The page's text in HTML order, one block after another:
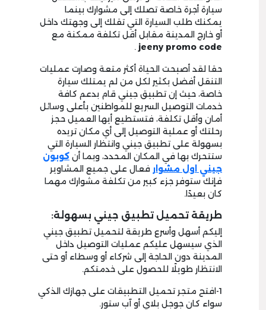
سيارة أجرة خاصة تصلك إلى مشوارك بينما
يمكنك طلب السيارة التي تقلك إلى وجهتك داخل
أو خارج المدينة مقابل أقل تكلفة ممكنة مع
jeeny promo code
.
حقا لقد أصبحت الحياة أكثر متعة وصارت عمليات
التنقل أفضل بكثير لكل من لم يمتلك سيارة
خاصة، حيث إن تطبيق جيني قام بدعم كافة
خدمات التوصيل السريع للمواطنين بأعلى وسائل
أمان وأقل تكلفة، فتستطيع أيها العميل حجز
رحلتك أو عملية التوصيل إلى أي مكان تريده
بسهولة على تطبيق جيني وانتظار السيارة التي
ستتحرك بها في المكان المحدد، وبما أن كوبون
جيني اول مشوار فعال على جميع المشاوير
فإنك ستوفر جزء كبير من تكلفة مشوارك مهما
كان بعيدًا.
طريقة تحميل تطبيق جيني بسهولة:
إليكم أسهل وأسرع طريقة لتحميل تطبيق جيني
الذي سيسهل عليكم عمليات التوصيل داخل
المدينة دون الحاجة إلى شركاء أو وسطاء أو حتى
الانتظار طويلًا للحصول على خدمتكم.
1-افتح متجر تحميل التطبيقات على جهازك الذكي
سواء كان جوجل بلاي أو آب ستور.